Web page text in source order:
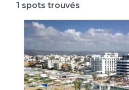
1 spots trouvés